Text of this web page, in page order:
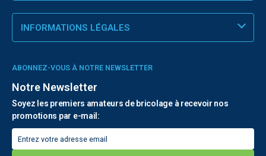
INFORMATIONS LÉGALES
ABONNEZ-VOUS À NOTRE NEWSLETTER
Notre Newsletter
Soyez les premiers amateurs de bricolage à recevoir nos
promotions par e-mail: